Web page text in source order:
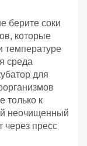
берите соки
которые
температуре
среда
для
только к
неочищенный
через пресс